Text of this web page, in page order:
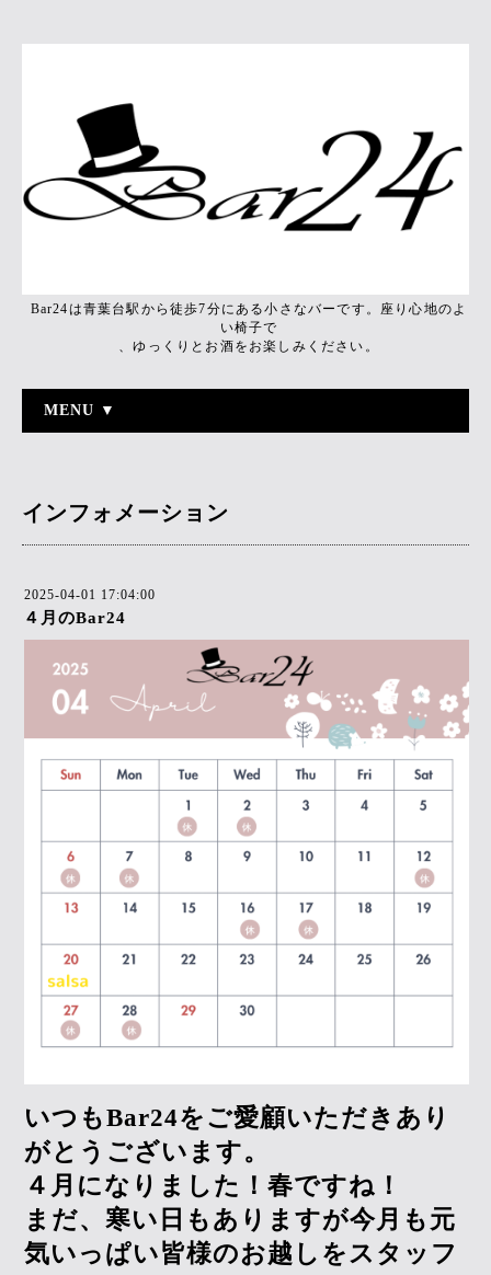
Bar24は青葉台駅から徒歩7分にある小さなバーです。座り心地のよ
い椅子で
、ゆっくりとお酒をお楽しみください。
MENU ▼
インフォメーション
2025-04-01 17:04:00
４月のBar24
いつもBar24をご愛顧いただきあり
がとうございます。
４月になりました！春ですね！
まだ、寒い日もありますが今月も元
気いっぱい皆様のお越しをスタッフ